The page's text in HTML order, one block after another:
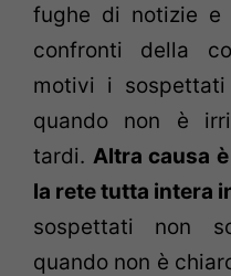
fughe di notizie e
confronti della
motivi i
quando non è
tardi. Altra causa
la rete tutta intera
sospettati non
quando non è